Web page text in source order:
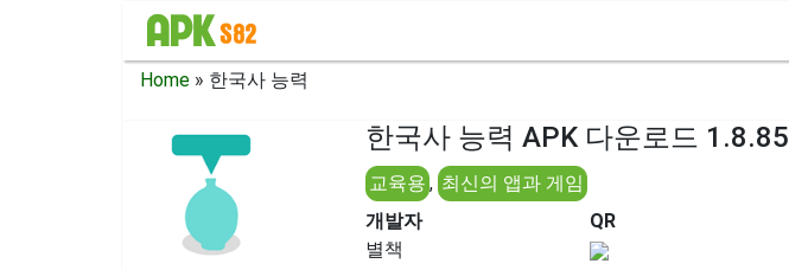
Home » 한국사 능력
한국사 능력 APK 다운로드 1.8.85
교육용, 최신의 앱과 게임
개발자
별책
QR